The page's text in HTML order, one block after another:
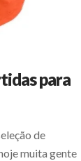
para
de
muita gente